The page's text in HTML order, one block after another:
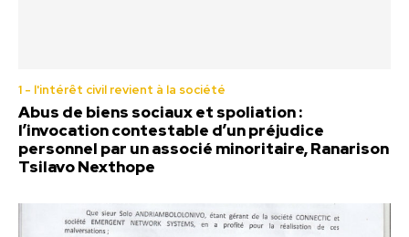
1 - l'intérêt civil revient à la société
Abus de biens sociaux et spoliation :
l’invocation contestable d’un préjudice
personnel par un associé minoritaire, Ranarison
Tsilavo Nexthope